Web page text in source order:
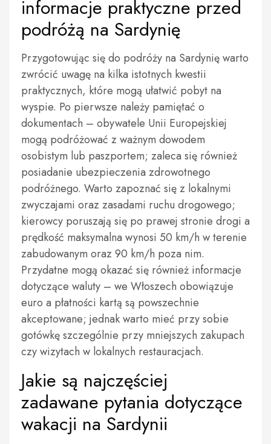
informacje praktyczne przed
podróżą na Sardynię
Przygotowując się do podróży na Sardynię warto
zwrócić uwagę na kilka istotnych kwestii
praktycznych, które mogą ułatwić pobyt na
wyspie. Po pierwsze należy pamiętać o
dokumentach – obywatele Unii Europejskiej
mogą podróżować z ważnym dowodem
osobistym lub paszportem; zaleca się również
posiadanie ubezpieczenia zdrowotnego
podróżnego. Warto zapoznać się z lokalnymi
zwyczajami oraz zasadami ruchu drogowego;
kierowcy poruszają się po prawej stronie drogi a
prędkość maksymalna wynosi 50 km/h w terenie
zabudowanym oraz 90 km/h poza nim.
Przydatne mogą okazać się również informacje
dotyczące waluty – we Włoszech obowiązuje
euro a płatności kartą są powszechnie
akceptowane; jednak warto mieć przy sobie
gotówkę szczególnie przy mniejszych zakupach
czy wizytach w lokalnych restauracjach.
Jakie są najczęściej
zadawane pytania dotyczące
wakacji na Sardynii